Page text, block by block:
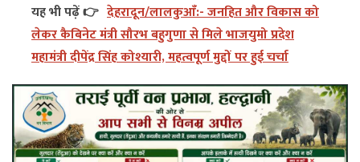
यह भी पढ़ें 👉 देहरादून/लालकुआँ:- जनहित और विकास को
लेकर कैबिनेट मंत्री सौरभ बहुगुणा से मिले भाजयुमो प्रदेश
महामंत्री दीपेंद्र सिंह कोश्यारी, महत्वपूर्ण मुद्दों पर हुई चर्चा